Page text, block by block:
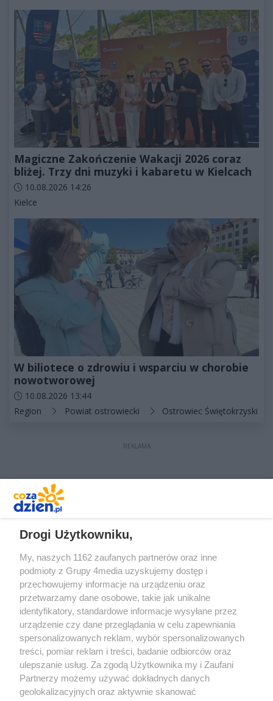
Magiczne Zakończenie Wakacji 2026 coraz
bliżej. Trzy dni muzyki i kabaretu w Kielcach
Data dodania artykułu:
10.08.2026 14:26
Kategorie artykułu:
Kielce
W biliotece o zdrowiu i wsparciu w chorobie
nowotworowej
Data dodania artykułu:
10.08.2026 13:44
Kategorie artykułu:
Region Powiat ostrowiecki Ostrowiec Świętokrzyski
REKLAMA
Prywatność Reklama Redakcja Praca Kielce
Drogi Użytkowniku,
My, naszych 1162 zaufanych partnerów oraz inne
podmioty z Grupy 4media uzyskujemy dostęp i
przechowujemy informacje na urządzeniu oraz
przetwarzamy dane osobowe, takie jak unikalne
identyfikatory, standardowe informacje wysyłane przez
urządzenie czy dane przeglądania w celu zapewniania
spersonalizowanych reklam, wybór spersonalizowanych
treści, pomiar reklam i treści, badanie odbiorców oraz
ulepszanie usług. Za zgodą Użytkownika my i Zaufani
Partnerzy możemy używać dokładnych danych
geolokalizacyjnych oraz aktywnie skanować